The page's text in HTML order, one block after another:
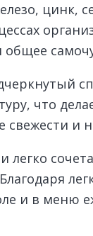
цинк,
общее
что
и
и в меню